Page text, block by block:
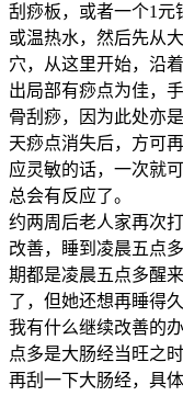
刮痧板，或者一个1元
或温热水，然后先从
穴，从这里开始，沿
出局部有痧点为佳，
骨刮痧，因为此处亦
天痧点消失后，方可
应灵敏的话，一次就
总会有反应了。
约两周后老人家再次
改善，睡到凌晨五点
期都是凌晨五点多醒
了，但她还想再睡得
我有什么继续改善的
点多是大肠经当旺之
再刮一下大肠经，具